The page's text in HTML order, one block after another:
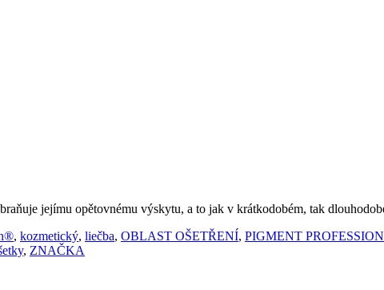
jejímu opětovnému výskytu, a to jak v krátkodobém, tak
, kozmetický, liečba, OBLAST OŠETŘENÍ, PIGMENT
, ZNAČKA